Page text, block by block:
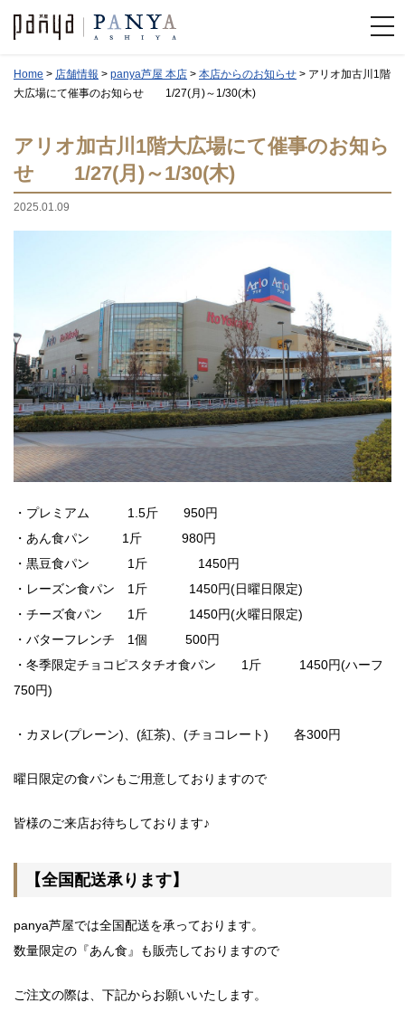
Home > 店舗情報 > panya芦屋 本店 > 本店からのお知らせ > アリオ加古川1階
大広場にて催事のお知らせ 1/27(月)～1/30(木)
アリオ加古川1階大広場にて催事のお知ら
せ 1/27(月)～1/30(木)
2025.01.09
・プレミアム 1.5斤 950円
・あん食パン 1斤 980円
・黒豆食パン 1斤 1450円
・レーズン食パン 1斤 1450円(日曜日限定)
・チーズ食パン 1斤 1450円(火曜日限定)
・バターフレンチ 1個 500円
・冬季限定チョコピスタチオ食パン 1斤 1450円(ハーフ
750円)
・カヌレ(プレーン)、(紅茶)、(チョコレート) 各300円
曜日限定の食パンもご用意しておりますので
皆様のご来店お待ちしております♪
【全国配送承ります】
panya芦屋では全国配送を承っております。
数量限定の『あん食』も販売しておりますので
ご注文の際は、下記からお願いいたします。